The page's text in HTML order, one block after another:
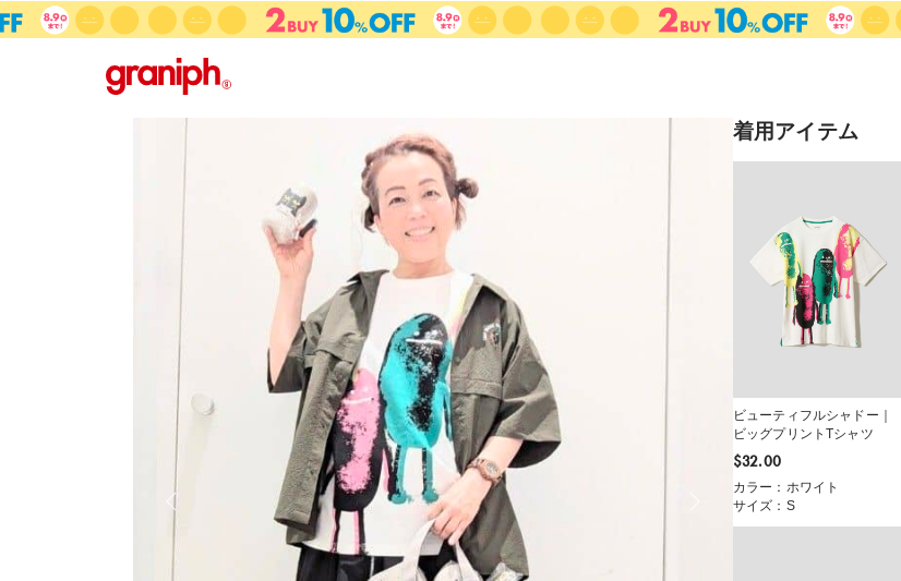
着用アイテム
ビューティフルシャドー｜
ビッグプリントTシャツ
$‌32.00
カラー：ホワイト
サイズ：S